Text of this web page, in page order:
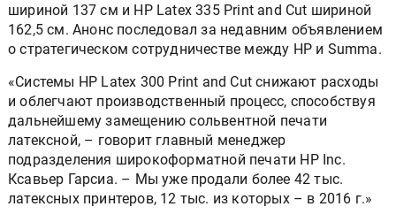
шириной 137 см и HP Latex 335 Print and Cut шириной
162,5 см. Анонс последовал за недавним объявлением
о стратегическом сотрудничестве между HP и Summa.
«Системы HP Latex 300 Print and Cut снижают расходы
и облегчают производственный процесс, способствуя
дальнейшему замещению сольвентной печати
латексной, – говорит главный менеджер
подразделения широкоформатной печати HP Inc.
Ксавьер Гарсиа. – Мы уже продали более 42 тыс.
латексных принтеров, 12 тыс. из которых – в 2016 г.»